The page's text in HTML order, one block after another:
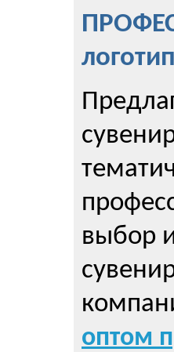
выбор
оптом